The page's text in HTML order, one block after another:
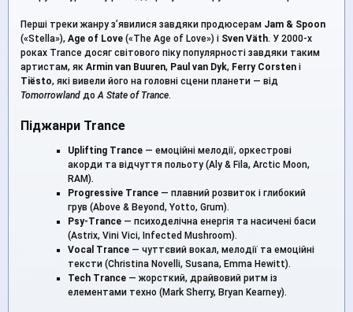
Перші треки жанру з’явилися завдяки продюсерам Jam & Spoon
(«Stella»), Age of Love («The Age of Love») і Sven Väth. У 2000-х
роках Trance досяг світового піку популярності завдяки таким
артистам, як Armin van Buuren, Paul van Dyk, Ferry Corsten і
Tiësto, які вивели його на головні сцени планети — від
Tomorrowland доA State of Trance.
Піджанри Trance
Uplifting Trance — емоційні мелодії, оркестрові
акорди та відчуття польоту (Aly & Fila, Arctic Moon,
RAM).
Progressive Trance — плавний розвиток і глибокий
грув (Above & Beyond, Yotto, Grum).
Psy-Trance — психоделічна енергія та насичені баси
(Astrix, Vini Vici, Infected Mushroom).
Vocal Trance — чуттєвий вокал, мелодії та емоційні
тексти (Christina Novelli, Susana, Emma Hewitt).
Tech Trance — жорсткий, драйвовий ритм із
елементами техно (Mark Sherry, Bryan Kearney).